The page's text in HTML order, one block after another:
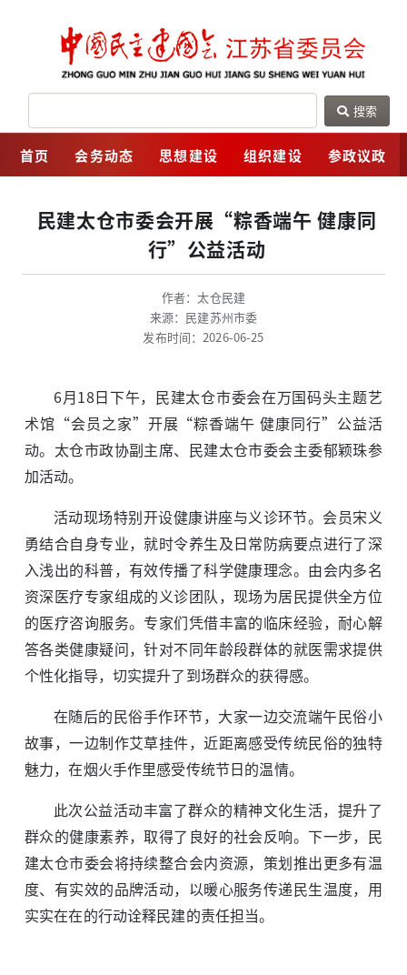
网
搜索
首页 会务动态 思想建设 组织建设 参政议政
民建太仓市委会开展“粽香端午 健康同
行”公益活动
作者：太仓民建
来源：民建苏州市委
发布时间：2026-06-25
6月18日下午，民建太仓市委会在万国码头主题艺
术馆“会员之家”开展“粽香端午 健康同行”公益活
动。太仓市政协副主席、民建太仓市委会主委郁颖珠参
加活动。
活动现场特别开设健康讲座与义诊环节。会员宋义
勇结合自身专业，就时令养生及日常防病要点进行了深
入浅出的科普，有效传播了科学健康理念。由会内多名
资深医疗专家组成的义诊团队，现场为居民提供全方位
的医疗咨询服务。专家们凭借丰富的临床经验，耐心解
答各类健康疑问，针对不同年龄段群体的就医需求提供
个性化指导，切实提升了到场群众的获得感。
在随后的民俗手作环节，大家一边交流端午民俗小
故事，一边制作艾草挂件，近距离感受传统民俗的独特
魅力，在烟火手作里感受传统节日的温情。
此次公益活动丰富了群众的精神文化生活，提升了
群众的健康素养，取得了良好的社会反响。下一步，民
建太仓市委会将持续整合会内资源，策划推出更多有温
度、有实效的品牌活动，以暖心服务传递民生温度，用
实实在在的行动诠释民建的责任担当。